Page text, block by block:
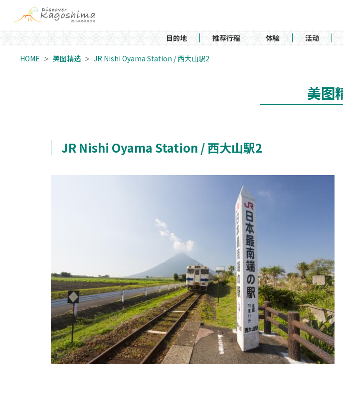
目的地 推荐行程 体验 活动
HOME 美图精选 JR Nishi Oyama Station / 西大山駅2
美图
JR Nishi Oyama Station / 西大山駅2